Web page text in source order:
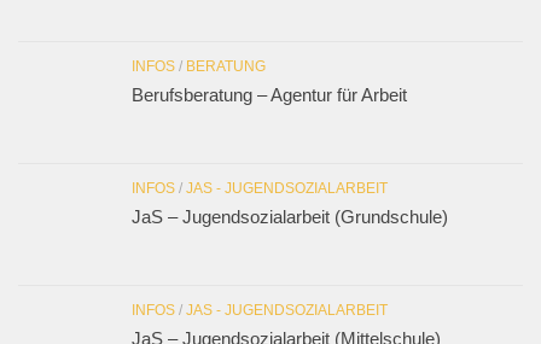
INFOS / BERATUNG
Berufsberatung – Agentur für Arbeit
INFOS / JAS - JUGENDSOZIALARBEIT
JaS – Jugendsozialarbeit (Grundschule)
INFOS / JAS - JUGENDSOZIALARBEIT
JaS – Jugendsozialarbeit (Mittelschule)